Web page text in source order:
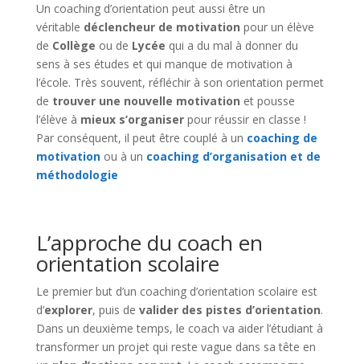
Un coaching d’orientation peut aussi être un
véritable déclencheur de motivation pour un élève
de Collège ou de Lycée qui a du mal à donner du
sens à ses études et qui manque de motivation à
l’école. Très souvent, réfléchir à son orientation permet
de trouver une nouvelle motivation et pousse
l’élève à mieux s’organiserpour réussir en classe !
Par conséquent, il peut être couplé à un coaching de
motivationou à un coaching d’organisation et de
méthodologie
L’approche du coach en
orientation scolaire
Le premier but d’un coaching d’orientation scolaire est
d’explorer, puis de valider des pistes d’orientation.
Dans un deuxième temps, le coach va aider l’étudiant à
transformer un projet qui reste vague dans sa tête en